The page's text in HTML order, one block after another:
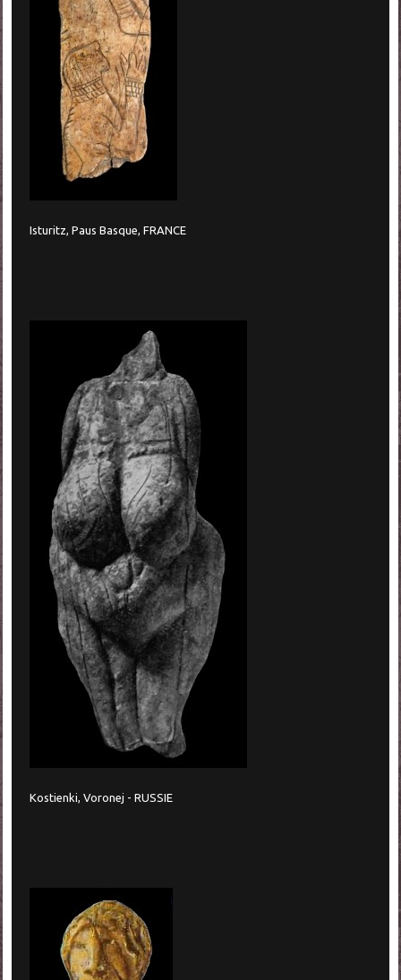
Isturitz, Paus Basque, FRANCE
Kostienki, Voronej - RUSSIE